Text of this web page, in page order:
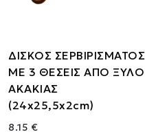
ΔΙΣΚΟΣ ΣΕΡΒΙΡΙΣΜΑΤΟΣ
ΜΕ 3 ΘΕΣΕΙΣ ΑΠΟ ΞΥΛΟ
ΑΚΑΚΙΑΣ
(24x25,5x2cm)
8.15 €